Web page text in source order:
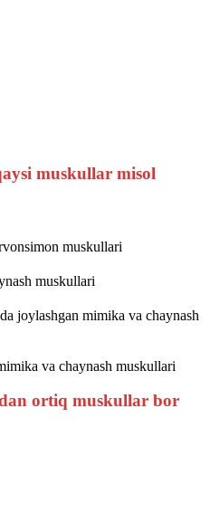
muskullar misol
muskullari
muskullari
joylashgan mimika va chaynash
va chaynash muskullari
ortiq muskullar bor